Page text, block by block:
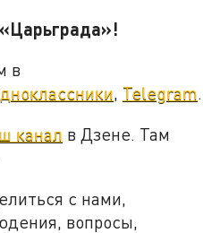
в
, Telegram.
канал в Дзене. Там
с нами,
вопросы,